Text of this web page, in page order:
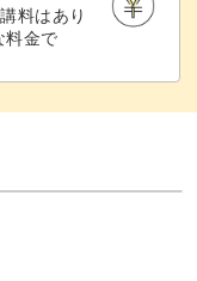
料はあり
料金で